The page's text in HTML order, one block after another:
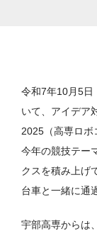
令和7年10月5日
いて、アイデア
2025（高専ロボ
今年の競技テー
クスを積み上げ
台車と一緒に通
宇部高専からは